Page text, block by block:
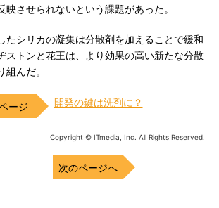
映させられないという課題があった。
シリカの凝集は分散剤を加えることで緩和
ストンと花王は、より効果の高い新たな分散
んだ。
開発の鍵は洗剤に？
Copyright © ITmedia, Inc. All Rights Reserved.
次のページへ